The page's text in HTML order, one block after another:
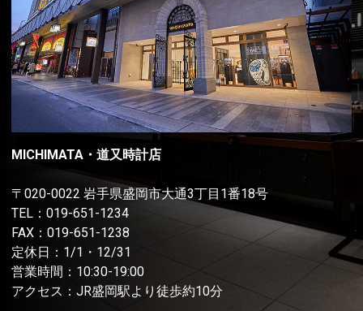
MICHIMATA・道又時計店
〒020-0022 岩手県盛岡市大通3丁目1番18号
TEL： 019-651-1234
FAX：019-651-1238
定休日：1/1・12/31
営業時間：10:30-19:00
アクセス：JR盛岡駅より徒歩約10分